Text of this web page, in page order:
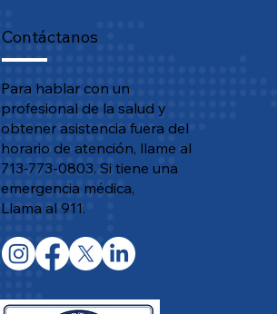
Contáctanos
Para hablar con un
profesional de la salud y
obtener asistencia fuera del
horario de atención, llame al
713-773-0803. Si tiene una
emergencia médica,
Llama al 911.